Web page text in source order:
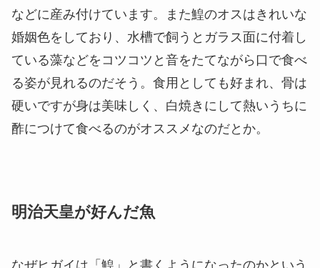
などに産み付けています。また鰉のオスはきれいな
婚姻色をしており、水槽で飼うとガラス面に付着し
ている藻などをコツコツと音をたてながら口で食べ
る姿が見れるのだそう。食用としても好まれ、骨は
硬いですが身は美味しく、白焼きにして熱いうちに
酢につけて食べるのがオススメなのだとか。
明治天皇が好んだ魚